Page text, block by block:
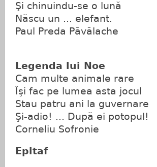
Şi chinuindu-se o lună
Născu un ... elefant.
Paul Preda Păvălache
Legenda lui Noe
Cam multe animale rare
Îşi fac pe lumea asta jocul
Stau patru ani la guvernare
Şi-adio! ... După ei potopul!
Corneliu Sofronie
Epitaf